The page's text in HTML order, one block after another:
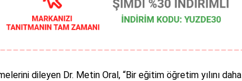
dileyen Dr. Metin Oral, “Bir eğitim öğretim yılını daha